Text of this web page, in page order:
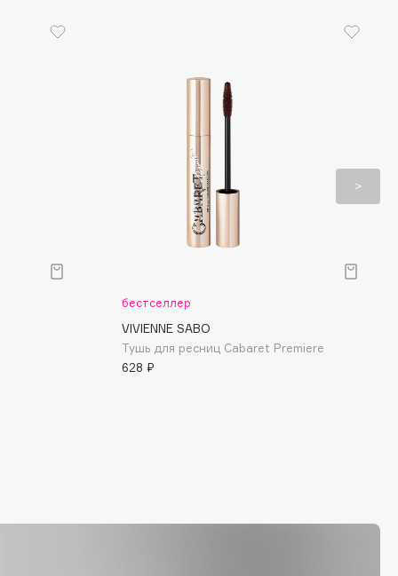
бестселлер
VIVIENNE SABO
Тушь для ресниц Cabaret Premiere
628 ₽